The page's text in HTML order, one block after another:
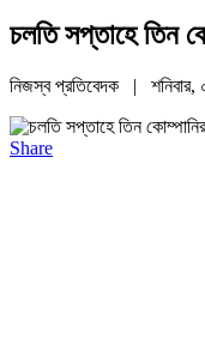
চলতি সপ্তাহে তিন
নিজস্ব প্রতিবেদক | শনিবার,
Share